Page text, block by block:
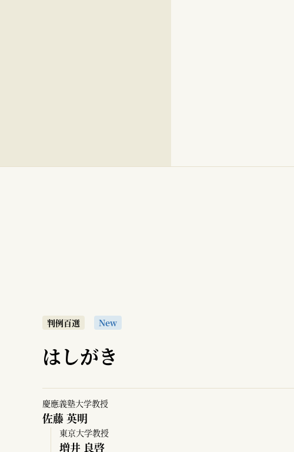
判例百選 New
はしがき
慶應義塾大学教授
佐藤 英明
東京大学教授
増井 良啓